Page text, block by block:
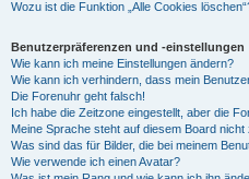
Wozu ist die Funktion „Alle Cookies
Benutzerpräferenzen und -einstellungen
Wie kann ich meine Einstellungen ändern?
Wie kann ich verhindern, dass mein
Die Forenuhr geht falsch!
Ich habe die Zeitzone eingestellt, aber die
Meine Sprache steht auf diesem Board nicht
Was sind das für Bilder, die bei meinem
Wie verwende ich einen Avatar?